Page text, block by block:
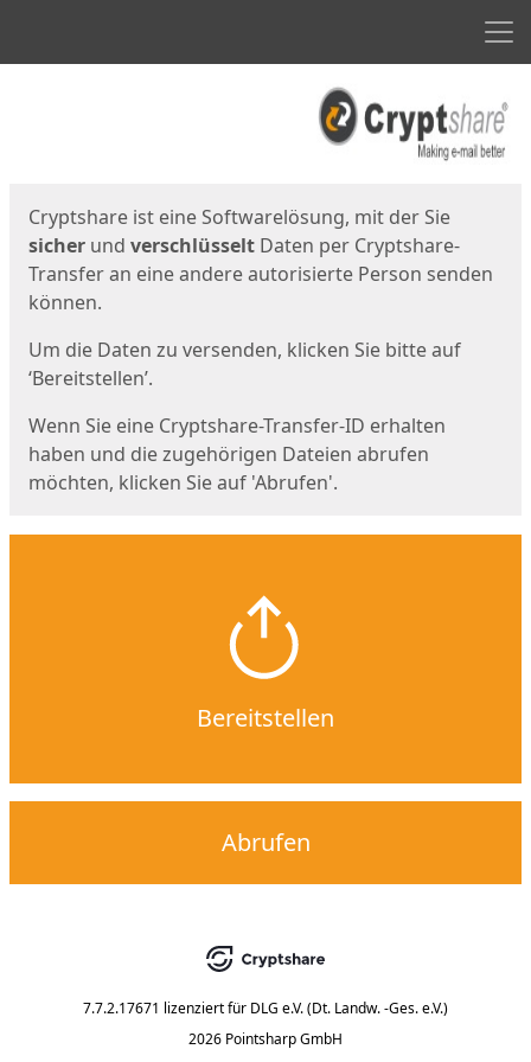
Cryptshare ist eine Softwarelösung, mit der Sie
sicher und verschlüsselt Daten per Cryptshare-
Transfer an eine andere autorisierte Person senden
können.
Um die Daten zu versenden, klicken Sie bitte auf
‘Bereitstellen’.
Wenn Sie eine Cryptshare-Transfer-ID erhalten
haben und die zugehörigen Dateien abrufen
möchten, klicken Sie auf 'Abrufen'.
Bereitstellen
Abrufen
7.7.2.17671 lizenziert für DLG e.V. (Dt. Landw. -Ges. e.V.)
2026 Pointsharp GmbH